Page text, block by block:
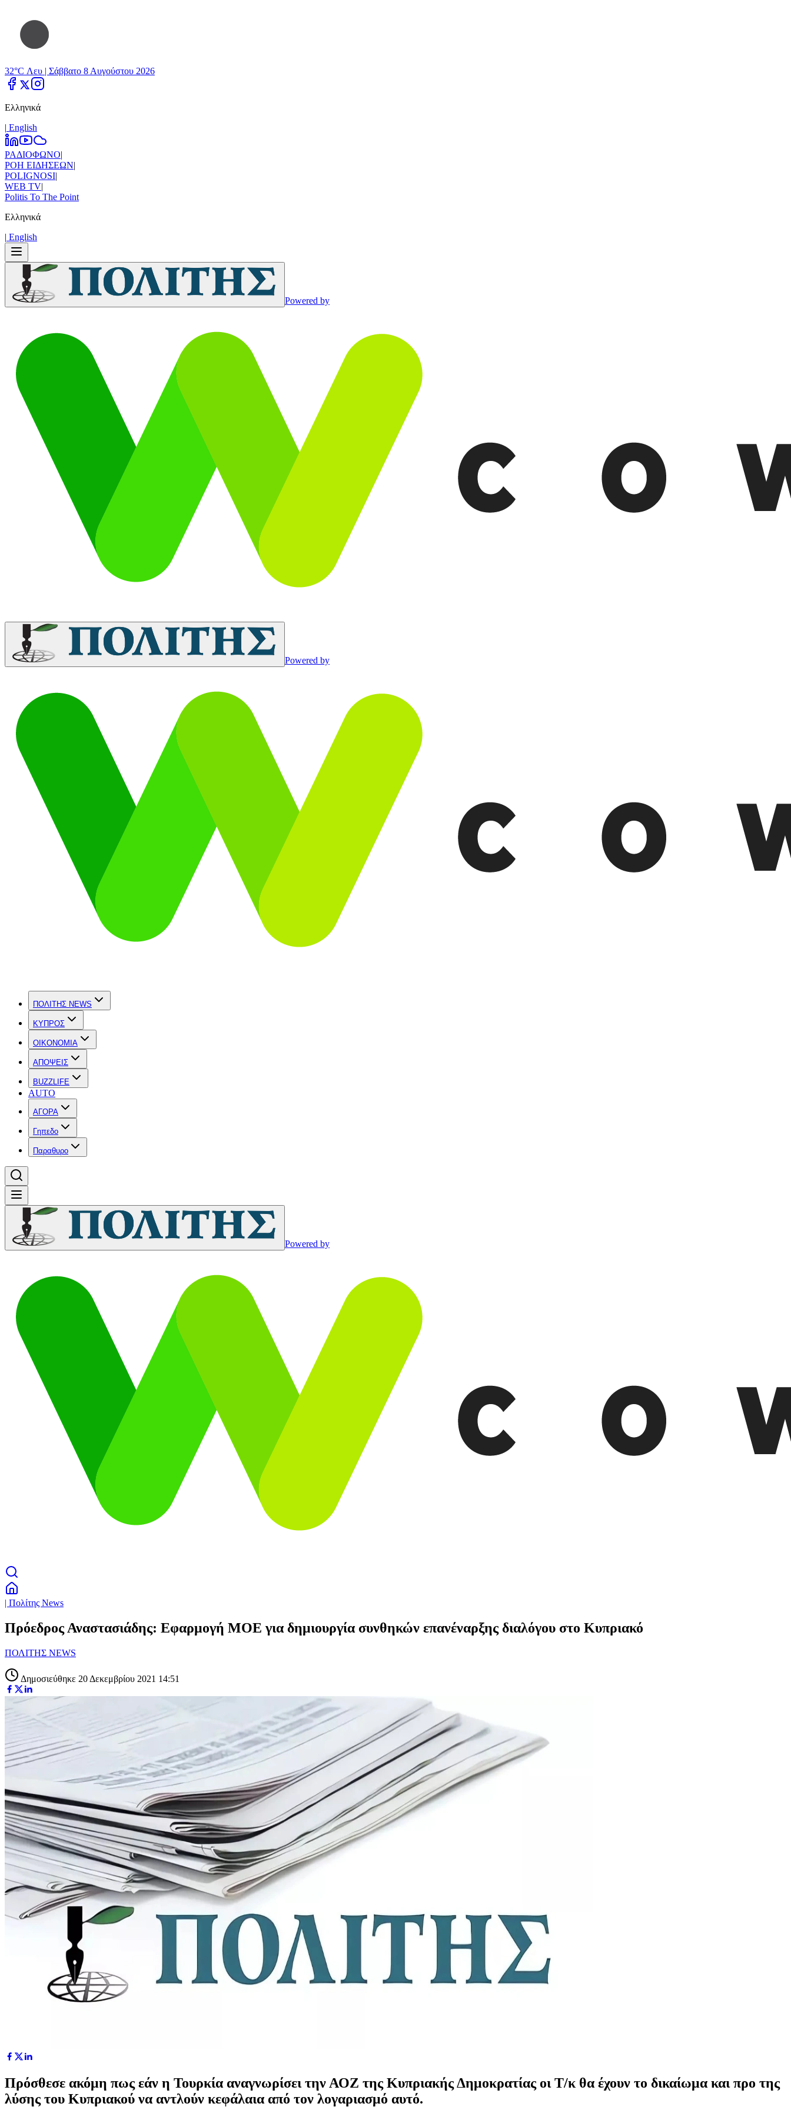
32°C Λευ | Σάββατο 8 Αυγούστου 2026
Ελληνικά
| Εnglish
ΡΑΔΙΟΦΩΝΟ|
ΡΟΗ ΕΙΔΗΣΕΩΝ|
POLIGNOSI|
WEB TV|
Politis To The Point
Ελληνικά
| Εnglish
Powered by
Powered by
ΠΟΛΙΤΗΣ NEWS
ΚΥΠΡΟΣ
OIKONOMIA
ΑΠΟΨΕΙΣ
BUZZLIFE
AUTO
ΑΓΟΡΑ
Γηπεδο
Παραθυρο
Powered by
| Πολίτης News
Πρόεδρος Αναστασιάδης: Εφαρμογή ΜΟΕ για δημιουργία συνθηκών επανέναρξης διαλόγου στο Κυπριακό
ΠΟΛΙΤΗΣ NEWS
Δημοσιεύθηκε 20 Δεκεμβρίου 2021 14:51
Πρόσθεσε ακόμη πως εάν η Τουρκία αναγνωρίσει την ΑΟΖ της Κυπριακής Δημοκρατίας οι Τ/κ θα έχουν το δικαίωμα και προ της
λύσης του Κυπριακού να αντλούν κεφάλαια από τον λογαριασμό αυτό.